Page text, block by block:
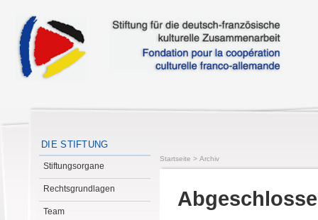
DIE STIFTUNG
Stiftungsorgane
Rechtsgrundlagen
Team
Startseite > Archiv